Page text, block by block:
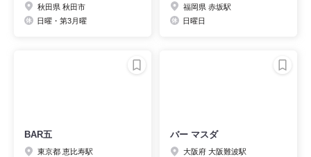
秋田県 秋田市
日曜・第3月曜
福岡県 赤坂駅
日曜日
BAR五
東京都 恵比寿駅
バー マスダ
大阪府 大阪難波駅